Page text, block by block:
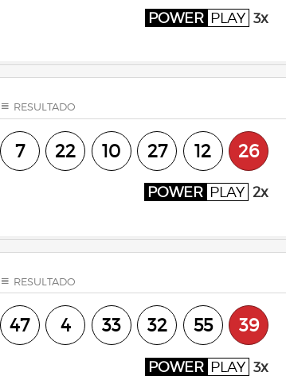
POWER PLAY 3x
RESULTADO
7 22 10 27 12 26
POWER PLAY 2x
RESULTADO
47 4 33 32 55 39
POWER PLAY 3x